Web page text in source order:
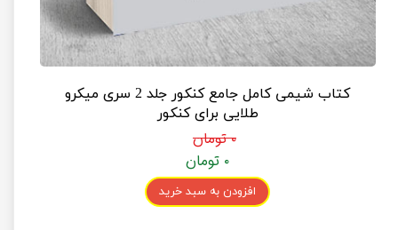
کتاب شیمی کامل جامع کنکور جلد 2 سری میکرو
طلایی برای کنکور
۰ تومان
۰ تومان
افزودن به سبد خرید